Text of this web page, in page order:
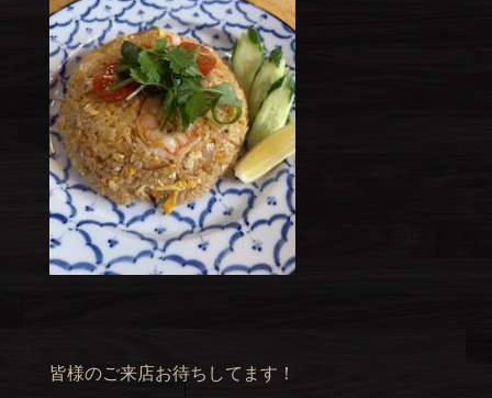
皆様のご来店お待ちしてます！